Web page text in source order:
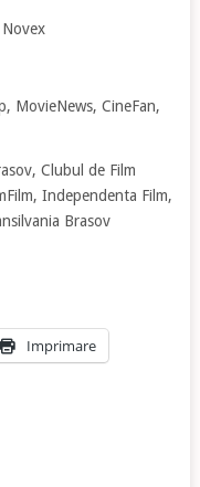
MovieNews, CineFan,
Clubul de Film
Independenta Film,
Brasov
Imprimare